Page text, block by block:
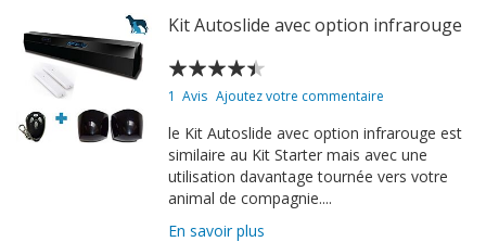
Kit Autoslide avec option infrarouge
Évaluation:
85% of100
1 Avis Ajoutez votre commentaire
le Kit Autoslide avec option infrarouge est
similaire au Kit Starter mais avec une
utilisation davantage tournée vers votre
animal de compagnie....
En savoir plus